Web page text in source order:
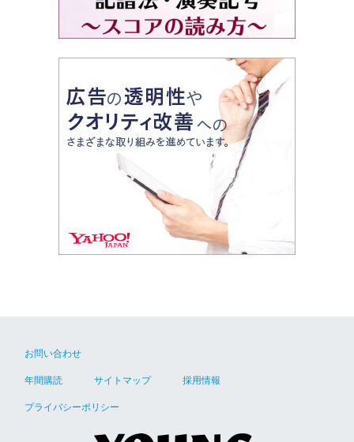
お問い合わせ
年間購読 サイトマップ 採用情報
プライバシーポリシー